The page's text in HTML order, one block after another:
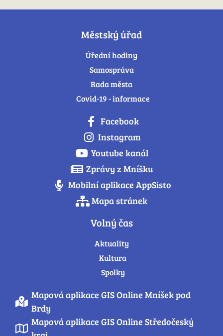
Městský úřad
Úřední hodiny
Samospráva
Rada města
Covid-19 - informace
Facebook
Instagram
Youtube kanál
Zprávy z Mníšku
Mobilní aplikace AppSisto
Mapa stránek
Volný čas
Aktuality
Kultura
Spolky
Mapová aplikace GIS Online Mníšek pod
Brdy
Mapová aplikace GIS Online Středočeský